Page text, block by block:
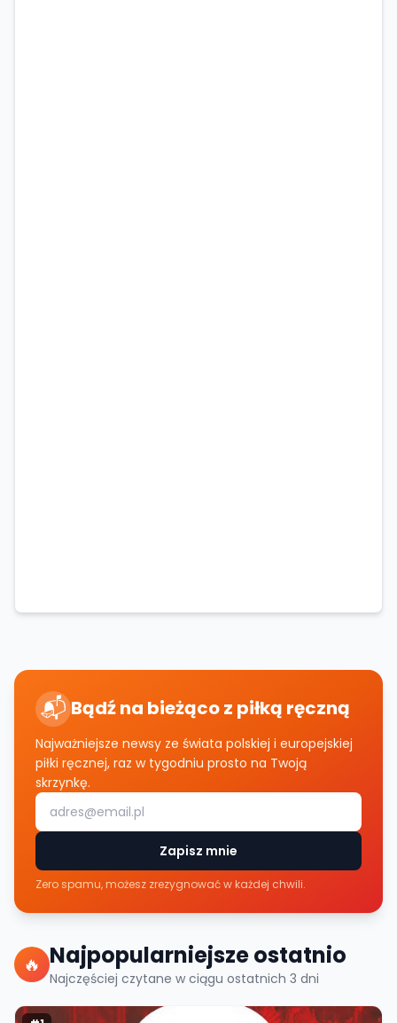
📬 Bądź na bieżąco z piłką ręczną
Najważniejsze newsy ze świata polskiej i europejskiej
piłki ręcznej, raz w tygodniu prosto na Twoją
skrzynkę.
Zapisz mnie
Zero spamu, możesz zrezygnować w każdej chwili.
🔥 Najpopularniejsze ostatnio
Najczęściej czytane w ciągu ostatnich 3 dni